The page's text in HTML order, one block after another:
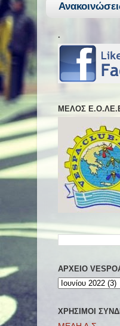
.
ΜΕΛΟΣ
ΑΡΧΕΙΟ
ΧΡΗΣΙΜΟΙ